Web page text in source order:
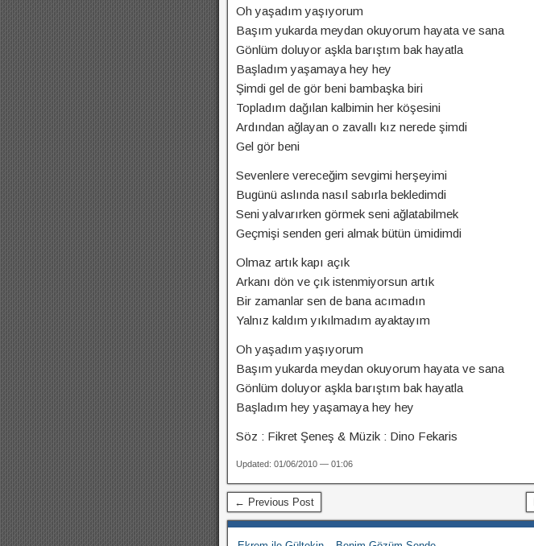
Oh yaşadım yaşıyorum
Başım yukarda meydan okuyorum hayata ve sana
Gönlüm doluyor aşkla barıştım bak hayatla
Başladım yaşamaya hey hey
Şimdi gel de gör beni bambaşka biri
Topladım dağılan kalbimin her köşesini
Ardından ağlayan o zavallı kız nerede şimdi
Gel gör beni
Sevenlere vereceğim sevgimi herşeyimi
Bugünü aslında nasıl sabırla bekledimdi
Seni yalvarırken görmek seni ağlatabilmek
Geçmişi senden geri almak bütün ümidimdi
Olmaz artık kapı açık
Arkanı dön ve çık istenmiyorsun artık
Bir zamanlar sen de bana acımadın
Yalnız kaldım yıkılmadım ayaktayım
Oh yaşadım yaşıyorum
Başım yukarda meydan okuyorum hayata ve sana
Gönlüm doluyor aşkla barıştım bak hayatla
Başladım hey yaşamaya hey hey
Söz : Fikret Şeneş & Müzik : Dino Fekaris
Updated: 01/06/2010 — 01:06
← Previous Post